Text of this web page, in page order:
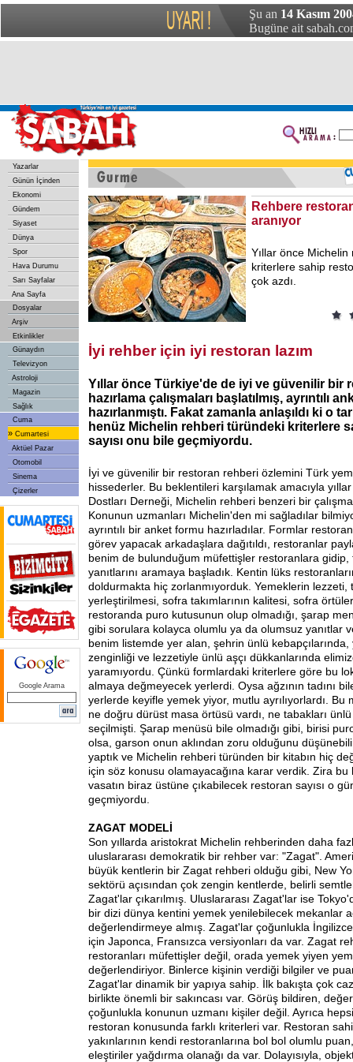
Şu an 14 Kasım
Bugüne ait
Yazarlar
Günün İçinden
Ekonomi
Gündem
Siyaset
Dünya
Spor
Hava Durumu
Sarı Sayfalar
Ana Sayfa
Dosyalar
Arşiv
Etkinlikler
Günaydın
Televizyon
Astroloji
Magazin
Sağlık
Cuma
» Cumartesi
Aktüel Pazar
Otomobil
Sinema
Çizerler
Google Arama
Rehbere
aranıyor
Yıllar önce
kriterlere sahip
çok azdı.
İyi rehber için iyi restoran lazım
Yıllar önce Türkiye'de de iyi ve güvenilir bir
hazırlama çalışmaları başlatılmış, ayrıntılı
hazırlanmıştı. Fakat zamanla anlaşıldı ki o
henüz Michelin rehberi türündeki kriterlere
sayısı onu bile geçmiyordu.
İyi ve güvenilir bir restoran rehberi özlemini Türk
hissederler. Bu beklentileri karşılamak amacıyla
Dostları Derneği, Michelin rehberi benzeri bir çalışma
Konunun uzmanları Michelin'den mi sağladılar
ayrıntılı bir anket formu hazırladılar. Formlar
görev yapacak arkadaşlara dağıtıldı, restoranlar
benim de bulunduğum müfettişler restoranlara gidip,
yanıtlarını aramaya başladık. Kentin lüks
doldurmakta hiç zorlanmıyorduk. Yemeklerin lezzeti,
yerleştirilmesi, sofra takımlarının kalitesi, sofra
restoranda puro kutusunun olup olmadığı, şarap
gibi sorulara kolayca olumlu ya da olumsuz yanıtlar
benim listemde yer alan, şehrin ünlü
zenginliği ve lezzetiyle ünlü aşçı dükkanlarında
yaramıyordu. Çünkü formlardaki kriterlere göre bu
almaya değmeyecek yerlerdi. Oysa ağzının tadını
yerlerde keyifle yemek yiyor, mutlu ayrılıyorlardı. Bu
ne doğru dürüst masa örtüsü vardı, ne tabakları
seçilmişti. Şarap menüsü bile olmadığı gibi, birisi
olsa, garson onun aklından zoru olduğunu
yaptık ve Michelin rehberi türünden bir kitabın hiç
için söz konusu olamayacağına karar verdik. Zira
vasatın biraz üstüne çıkabilecek restoran sayısı o
geçmiyordu.
ZAGAT MODELİ
Son yıllarda aristokrat Michelin rehberinden daha
uluslararası demokratik bir rehber var: "Zagat".
büyük kentlerin bir Zagat rehberi olduğu gibi, New
sektörü açısından çok zengin kentlerde, belirli
Zagat'lar çıkarılmış. Uluslararası Zagat'lar ise
bir dizi dünya kentini yemek yenilebilecek mekanlar
değerlendirmeye almış. Zagat'lar çoğunlukla
için Japonca, Fransızca versiyonları da var. Zagat
restoranları müfettişler değil, orada yemek yiyen
değerlendiriyor. Binlerce kişinin verdiği bilgiler ve
Zagat'lar dinamik bir yapıya sahip. İlk bakışta çok
birlikte önemli bir sakıncası var. Görüş bildiren,
çoğunlukla konunun uzmanı kişiler değil. Ayrıca
restoran konusunda farklı kriterleri var. Restoran
yakınlarının kendi restoranlarına bol bol olumlu
eleştiriler yağdırma olanağı da var. Dolayısıyla,